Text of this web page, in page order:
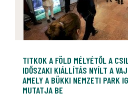
TITKOK A FÖLD MÉLYÉTŐL A
IDŐSZAKI KIÁLLÍTÁS NYÍLT A
AMELY A BÜKKI NEMZETI PARK
MUTATJA BE